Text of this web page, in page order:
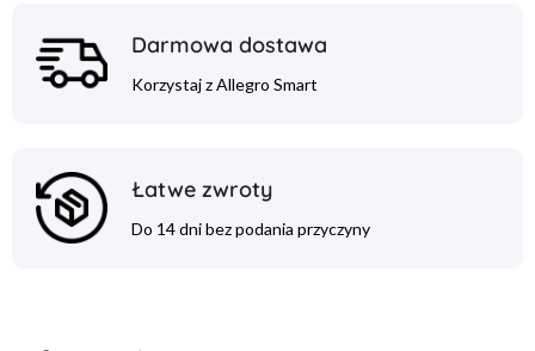
Darmowa dostawa
Korzystaj z Allegro Smart
Łatwe zwroty
Do 14 dni bez podania przyczyny